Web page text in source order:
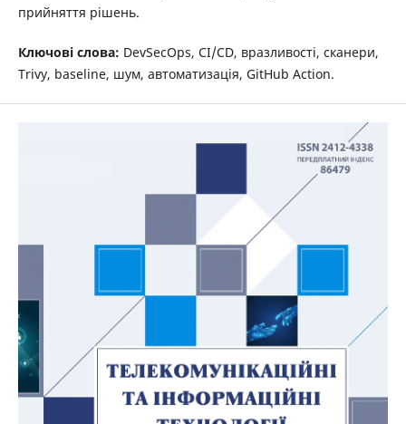
прийняття рішень.
Ключові слова: DevSecOps, CI/CD, вразливості, сканери,
Trivy, baseline, шум, автоматизація, GitHub Action.